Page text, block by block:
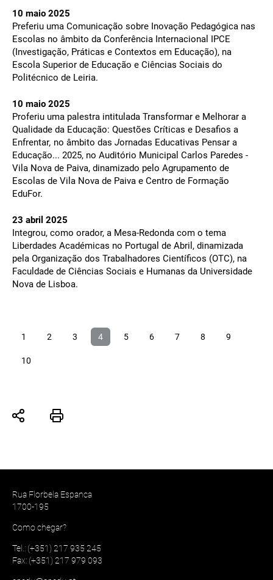
10 maio 2025
Preferiu uma Comunicação sobre Inovação Pedagógica nas
Escolas no âmbito da Conferência Internacional IPCE
(Investigação, Práticas e Contextos em Educação), na
Escola Superior de Educação e Ciências Sociais do
Politécnico de Leiria.
10 maio 2025
Proferiu uma palestra intitulada Transformar e Melhorar a
Qualidade da Educação: Questões Críticas e Desafios a
Enfrentar, no âmbito das Jornadas Educativas Pensar a
Educação... 2025, no Auditório Municipal Carlos Paredes -
Vila Nova de Paiva, dinamizado pelo Agrupamento de
Escolas de Vila Nova de Paiva e Centro de Formação
EduFor.
23 abril 2025
Integrou, como orador, a Mesa-Redonda com o tema
Liberdades Académicas no Portugal de Abril, dinamizada
pela Organização dos Trabalhadores Científicos (OTC), na
Faculdade de Ciências Sociais e Humanas da Universidade
Nova de Lisboa.
1 2 3 4 5 6 7 8 9
10
Rua Florbela Espanca
1700-195
Como chegar?
Tel.: (+351) 217 935 245
Fax: (+351) 217 979 093